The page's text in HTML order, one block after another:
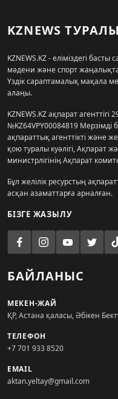
KZNEWS ТУРАЛЫ
KZNEWS.KZ - еліміздегі
мәдени және спорт
Үздік сараптамалық мақала
алаңы.
KZNEWS.KZ ақпарат
№KZ64VPY00084819
ақпараттық агенттікті және
қою туралы куәлігі, Ақпарат
министрлігінің Ақпарат
Бұл желілік ресурстың
асқан азаматтарға арналған.
БІЗГЕ ЖАЗЫЛУ
БАЙЛАНЫС
МЕКЕН-ЖАЙ
ҚР, Астана қаласы, Әбікен
ТЕЛЕФОН
+7 701 933 8520
EMAIL
aktan.yeltay@gmail.com